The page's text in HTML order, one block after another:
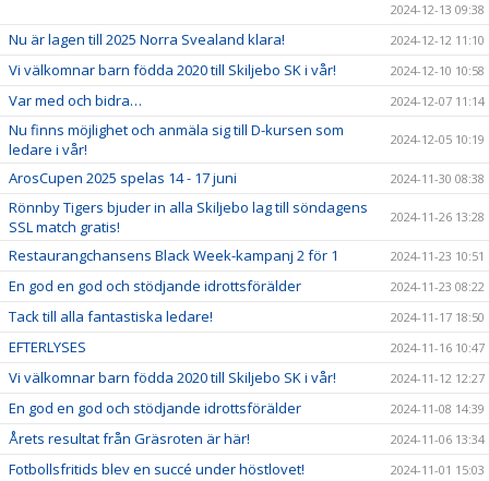
2024-12-13 09:38
Nu är lagen till 2025 Norra Svealand klara! 2024-12-12 11:10
Vi välkomnar barn födda 2020 till Skiljebo SK i vår! 2024-12-10 10:58
Var med och bidra… 2024-12-07 11:14
Nu finns möjlighet och anmäla sig till D-kursen som
ledare i vår!
2024-12-05 10:19
ArosCupen 2025 spelas 14 - 17 juni 2024-11-30 08:38
Rönnby Tigers bjuder in alla Skiljebo lag till söndagens
SSL match gratis!
2024-11-26 13:28
Restaurangchansens Black Week-kampanj 2 för 1 2024-11-23 10:51
En god en god och stödjande idrottsförälder 2024-11-23 08:22
Tack till alla fantastiska ledare! 2024-11-17 18:50
EFTERLYSES 2024-11-16 10:47
Vi välkomnar barn födda 2020 till Skiljebo SK i vår! 2024-11-12 12:27
En god en god och stödjande idrottsförälder 2024-11-08 14:39
Årets resultat från Gräsroten är här! 2024-11-06 13:34
Fotbollsfritids blev en succé under höstlovet! 2024-11-01 15:03